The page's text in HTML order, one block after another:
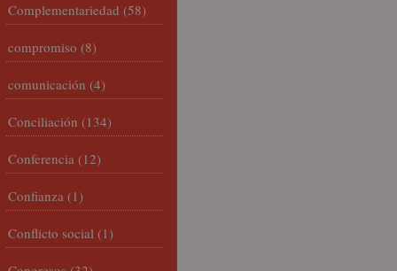
Complementariedad (58)
compromiso (8)
comunicación (4)
Conciliación (134)
Conferencia (12)
Confianza (1)
Conflicto social (1)